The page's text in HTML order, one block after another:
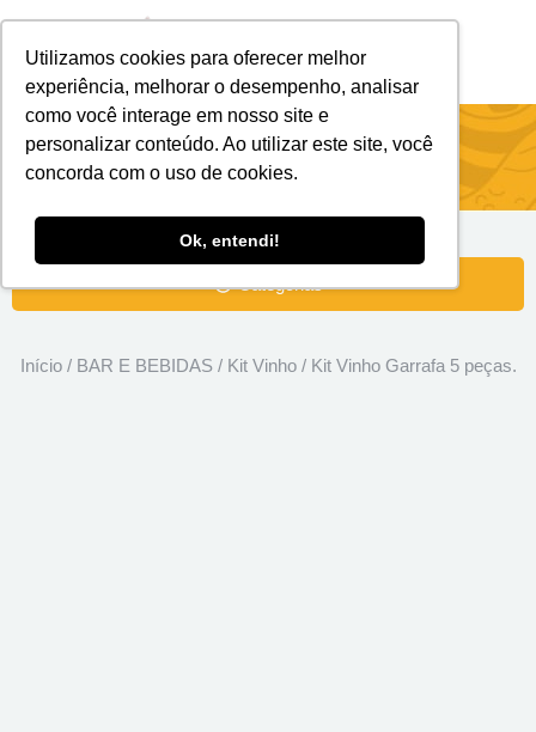
Utilizamos cookies para oferecer melhor
experiência, melhorar o desempenho, analisar
como você interage em nosso site e
personalizar conteúdo. Ao utilizar este site, você
concorda com o uso de cookies.
Ok, entendi!
Kit Vinho Garrafa 5 peças.
Categorias
Início/ BAR E BEBIDAS/ Kit Vinho/ Kit Vinho Garrafa 5 peças.